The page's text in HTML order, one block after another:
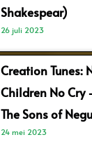
Shakespear)
26 juli 2023
Creation Tunes:
Children No Cry
The Sons of
24 mei 2023